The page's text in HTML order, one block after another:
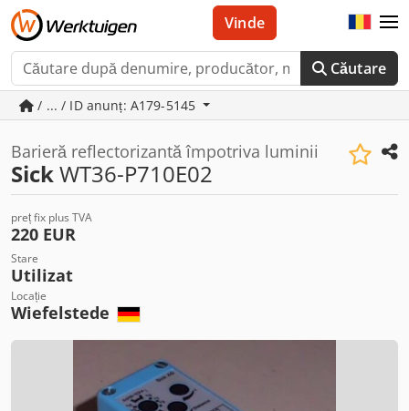
Căutare
Vinde
/ ... / ID anunț: A179-5145
Barieră reflectorizantă împotriva luminii
SickWT36-P710E02
preț fix plus TVA
220 EUR
Stare
Utilizat
Locație
Wiefelstede